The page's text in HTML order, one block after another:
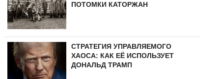
ПОТОМКИ КАТОРЖАН
СТРАТЕГИЯ УПРАВЛЯЕМОГО
ХАОСА: КАК ЕЁ ИСПОЛЬЗУЕТ
ДОНАЛЬД ТРАМП